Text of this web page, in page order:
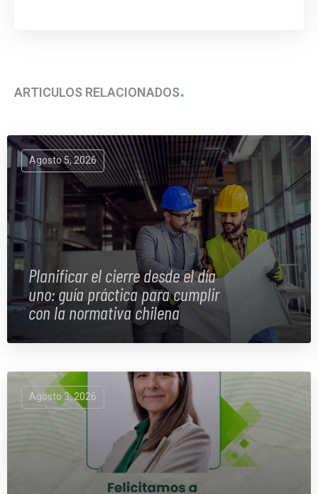
ARTÍCULOS RELACIONADOS
Agosto 5, 2026
Planificar el cierre desde el día
uno: guía práctica para cumplir
con la normativa chilena
Agosto 3, 2026